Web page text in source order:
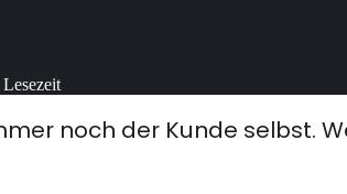
noch der Kunde selbst.